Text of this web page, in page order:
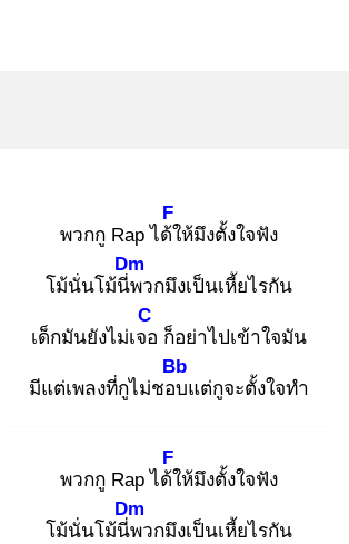
พวกกู Rap ได้ใ
F
ห้มึงตั้งใจฟัง
โม้นั่นโม้นี่พ
Dm
วกมึงเป็นเหี้ยไรกัน
เด็กมันยังไม่เจอ
C
ก็อย่าไปเข้าใจมัน
มีแต่เพลงที่กูไม่ชอบ
Bb
แต่กูจะตั้งใจทำ
พวกกู Rap ได้ใ
F
ห้มึงตั้งใจฟัง
โม้นั่นโม้นี่พ
Dm
วกมึงเป็นเหี้ยไรกัน